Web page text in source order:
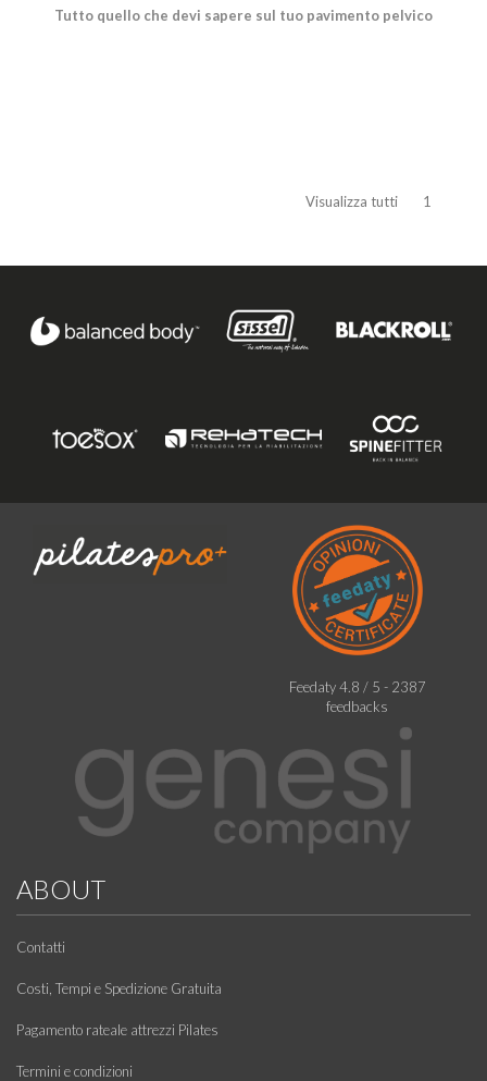
Tutto quello che devi sapere sul tuo pavimento pelvico
Visualizza tutti 1
Feedaty4.8 / 5 - 2387
feedbacks
ABOUT
Contatti
Costi, Tempi e Spedizione Gratuita
Pagamento rateale attrezzi Pilates
Termini e condizioni